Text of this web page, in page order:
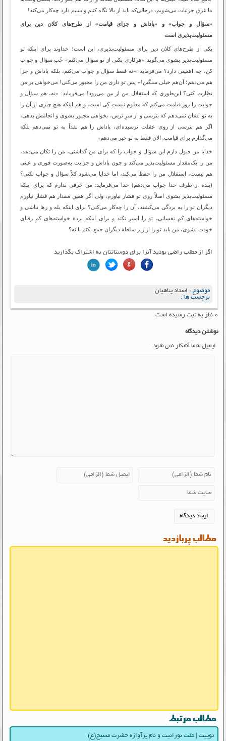
ما غرق جزئیات می‌شویم، درحالی‌که باید از بالا نگاه کنیم و ببینیم دارد چه‌کار می‌کند!
«سؤال و جواب» و «پاداش و جزای قیامت» از طرح‌های کلان دین برای
مسئولیت‌پذیری است
یکی از طرح‌های کلان دین برای مسئولیت‌پذیری، این است؛ خداوند برای اینکه تو
مسئولیت‌پذیر بشوی می‌گوید «هرکاری بکنی از تو سؤال می‌کنم» خُب سؤال و جواب
کن، چه اهمیتی دارد؟ می‌فرماید: «نه فقط سؤال و جواب می‌کنم، بلکه پاداش و جزا
هم می‌دهم؛ آن‌هم خیلی سنگین!» پس تو داری من را مجبور می‌کنی! می‌خواهی بر من
نظارت کنی؟ این‌طوری که استقلال من از بین می‌رود! می‌فرماید: «نه، هم سؤال و
جوابت را روز قیامت می‌کنم که معلوم نیست کِی است، و هم اینکه هیچ چیزی از آن را
به تو نشان نمی‌دهم که بترسی و از سرِ ترس، بخواهی مجبور بشوی و انجامش بدهی،
اگر هم بترسی از روی عقلت ترسیده‌ای، پاداش را هم نقداً به تو نمی‌دهم بلکه
می‌گذارم برای قیامت. الان فقط به تو خبر می‌دهم»
خدایا من قبول دارم این سؤال و جواب را که برای من گذاشتی، من را تکان می‌دهد،
من را یک‌مقدار مسئولیت‌پذیر می‌کند و چون پاداش و جزایت به‌صورت فوری و عینی
هم نیست، استقلال من را حفظ می‌کند، اما خدایا می‌شود کلاً سؤال و جواب نکنی؟
(بنده از طرف خدا جواب می‌دهم) خدا می‌فرماید: من حرفی ندارم که برای اینکه
مسئولیت‌پذیر بشوی اصلاً روی تو فشار نیاورم، ولی اگر همین مقدار هم فشار نیاورم
دیگران تو را به بردگی می‌کشند، آن را چه‌کار می‌کنی؟ برای اینکه یله و رها نباشی و
خواسته‌های کم نفسانی، تو را اسیر نکند و برای اینکه بردۀ خواسته‌های کمِ رقبای
خودت نشوی، من باید تو را از زیر سلطۀ دیگران جمع بکنم یا نه؟
اگر از مطلب راضی بودید آنرا برای دوستانتان به اشتراک بگذارید
موضوع : استاد پناهیان
برچسب ها :
۰ نظر به ثبت رسیده است
نوشتن دیدگاه
ایمیل شما آشکار نمی شود
مطالب پربازدید
مطالب مرتبط
توییت | علت نورانیت و نام پرآوازه حضرت مسیح(ع)